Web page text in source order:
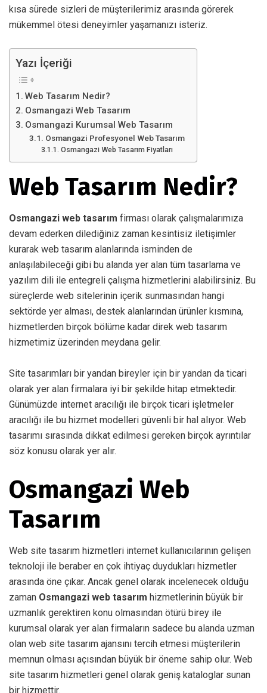
kısa sürede sizleri de müşterilerimiz arasında görerek
mükemmel ötesi deneyimler yaşamanızı isteriz.
Yazı İçeriği
Web Tasarım Nedir?
Osmangazi Web Tasarım
Osmangazi Kurumsal Web Tasarım
Osmangazi Profesyonel Web Tasarım
Osmangazi Web Tasarım Fiyatları
Web Tasarım Nedir?
Osmangazi web tasarım firması olarak çalışmalarımıza
devam ederken dilediğiniz zaman kesintisiz iletişimler
kurarak web tasarım alanlarında isminden de
anlaşılabileceği gibi bu alanda yer alan tüm tasarlama ve
yazılım dili ile entegreli çalışma hizmetlerini alabilirsiniz. Bu
süreçlerde web sitelerinin içerik sunmasından hangi
sektörde yer alması, destek alanlarından ürünler kısmına,
hizmetlerden birçok bölüme kadar direk web tasarım
hizmetimiz üzerinden meydana gelir.
Site tasarımları bir yandan bireyler için bir yandan da ticari
olarak yer alan firmalara iyi bir şekilde hitap etmektedir.
Günümüzde internet aracılığı ile birçok ticari işletmeler
aracılığı ile bu hizmet modelleri güvenli bir hal alıyor. Web
tasarımı sırasında dikkat edilmesi gereken birçok ayrıntılar
söz konusu olarak yer alır.
Osmangazi Web
Tasarım
Web site tasarım hizmetleri internet kullanıcılarının gelişen
teknoloji ile beraber en çok ihtiyaç duydukları hizmetler
arasında öne çıkar. Ancak genel olarak incelenecek olduğu
zaman Osmangazi web tasarım hizmetlerinin büyük bir
uzmanlık gerektiren konu olmasından ötürü birey ile
kurumsal olarak yer alan firmaların sadece bu alanda uzman
olan web site tasarım ajansını tercih etmesi müşterilerin
memnun olması açısından büyük bir öneme sahip olur. Web
site tasarım hizmetleri genel olarak geniş kataloglar sunan
bir hizmettir.